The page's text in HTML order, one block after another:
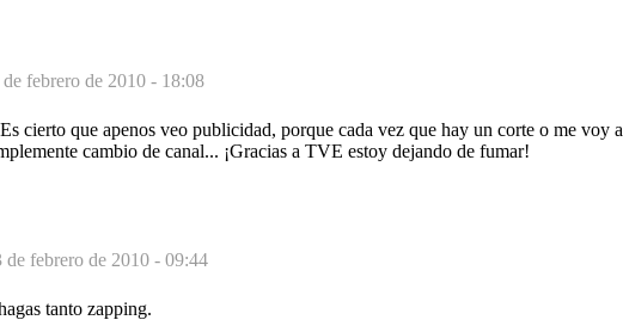
de febrero de 2010 - 18:08
cierto que apenos veo publicidad, porque cada vez que hay un corte o me voy
cambio de canal... ¡Gracias a TVE estoy dejando de fumar!
de febrero de 2010 - 09:44
tanto zapping.